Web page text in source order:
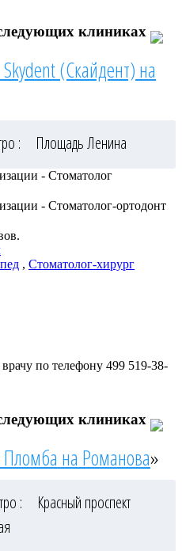
клиниках
(Скайдент) на
: Площадь Ленина
- Стоматолог
- Стоматолог-ортодонт
, Стоматолог-хирург
по телефону 499 519-38-
клиниках
Пломба на Романова»
:
Красный проспект